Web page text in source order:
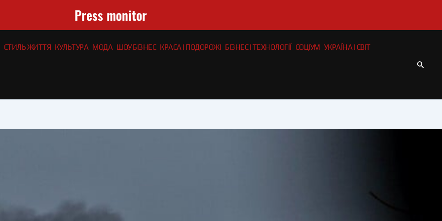
Press monitor
СТИЛЬ ЖИТТЯ КУЛЬТУРА МОДА ШОУ БІЗНЕС КРАСА І ПОДОРОЖІ БІЗНЕС І ТЕХНОЛОГІЇ СОЦІУМ УКРАЇНА І СВІТ